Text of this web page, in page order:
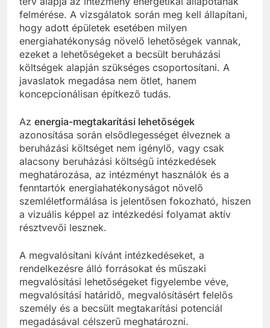
felmérése. A vizsgálatok során meg kell állapítani,
hogy adott épületek esetében milyen
energiahatékonyság növelő lehetőségek vannak,
ezeket a lehetőségeket a becsült beruházási
költségek alapján szükséges csoportosítani. A
javaslatok megadása nem ötlet, hanem
koncepcionálisan építkező tudás.
Az energia-megtakarítási lehetőségek
azonosítása során elsődlegességet élveznek a
beruházási költséget nem igénylő, vagy csak
alacsony beruházási költségű intézkedések
meghatározása, az intézményt használók és a
fenntartók energiahatékonyságot növelő
szemléletformálása is jelentősen fokozható, hiszen
a vizuális képpel az intézkedési folyamat aktív
résztvevői lesznek.
A megvalósítani kívánt intézkedéseket, a
rendelkezésre álló forrásokat és műszaki
megvalósítási lehetőségeket figyelembe véve,
megvalósítási határidő, megvalósításért felelős
személy és a becsült megtakarítási potenciál
megadásával célszerű meghatározni.